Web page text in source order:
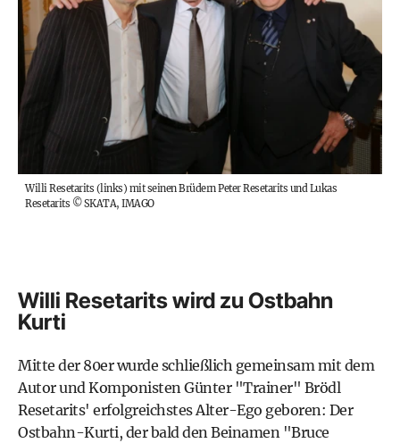
Willi Resetarits (links) mit seinen Brüdern Peter Resetarits und Lukas
Resetarits ©SKATA, IMAGO
Willi Resetarits wird zu Ostbahn
Kurti
Mitte der 80er wurde schließlich gemeinsam mit dem
Autor und Komponisten Günter "Trainer" Brödl
Resetarits' erfolgreichstes Alter-Ego geboren: Der
Ostbahn-Kurti, der bald den Beinamen "Bruce